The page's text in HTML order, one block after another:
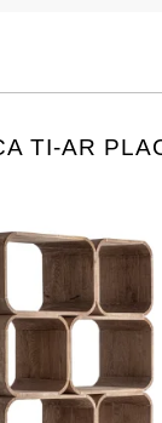
TI-AR